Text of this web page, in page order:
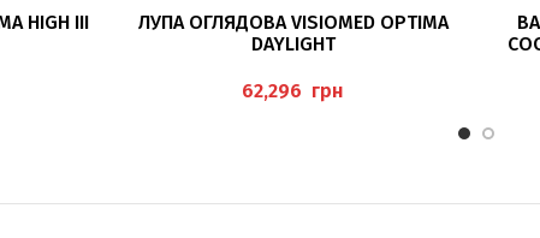
HIGH III ЧИТАТИ ДАЛІ
ЛУПА ОГЛЯДОВА VISIOMED OPTIMA
DAYLIGHT
грн